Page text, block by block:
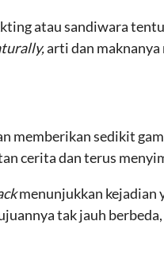
atau sandiwara
arti dan maknanya
memberikan sedikit
cerita dan terus
menunjukkan kejadian
tak jauh